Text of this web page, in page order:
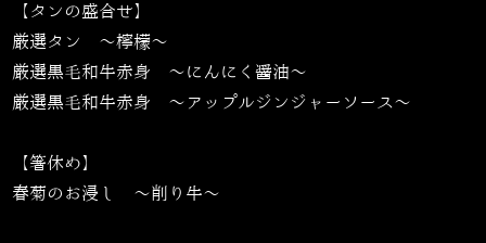
【タンの盛合せ】
厳選タン ～檸檬～
厳選黒毛和牛赤身 〜にんにく醤油〜
厳選黒毛和牛赤身 〜アップルジンジャーソース〜
【箸休め】
春菊のお浸し 〜削り牛〜